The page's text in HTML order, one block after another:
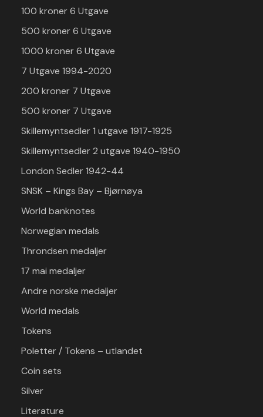
100 kroner 6 Utgave
500 kroner 6 Utgave
1000 kroner 6 Utgave
7 Utgave 1994-2020
200 kroner 7 Utgave
500 kroner 7 Utgave
Skillemyntsedler 1 utgave 1917-1925
Skillemyntsedler 2 utgave 1940-1950
London Sedler 1942-44
SNSK – Kings Bay – Bjørnøya
World banknotes
Norwegian medals
Throndsen medaljer
17 mai medaljer
Andre norske medaljer
World medals
Tokens
Poletter / Tokens – utlandet
Coin sets
Silver
Literature